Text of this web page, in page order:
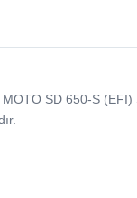
SD 650-S